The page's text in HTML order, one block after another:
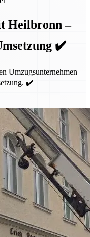
Heilbronn –
✔️
Umzugsunternehmen
✔️